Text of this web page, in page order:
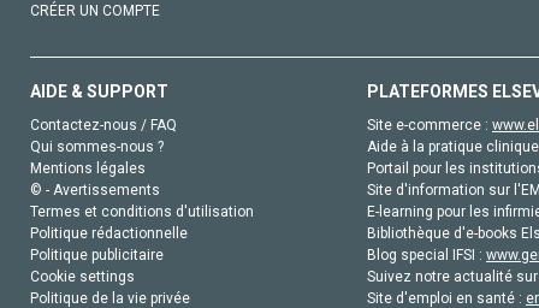
CRÉER UN COMPTE
AIDE & SUPPORT
Contactez-nous / FAQ
Qui sommes-nous ?
Mentions légales
© - Avertissements
Termes et conditions d'utilisation
Politique rédactionnelle
Politique publicitaire
Cookie settings
Politique de la vie privée
PLATEFORMES
Site e-commerce :
Aide à la pratique
Portail pour les
Site d'information sur
E-learning pour les
Bibliothèque d'e-books
Blog special IFSI :
Suivez notre actualité
Site d'emploi en santé :